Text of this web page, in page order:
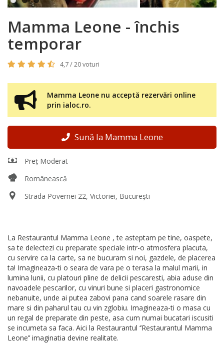
Mamma Leone - închis
temporar
4,7 / 20 voturi
Mamma Leone nu acceptă rezervări online
prin ialoc.ro.
Sună la Mamma Leone
Preț Moderat
Românească
Strada Povernei 22, Victoriei, București
La Restaurantul Mamma Leone , te asteptam pe tine, oaspete,
sa te delectezi cu preparate speciale intr-o atmosfera placuta,
cu servire ca la carte, sa ne bucuram si noi, gazdele, de placerea
ta! Imagineaza-ti o seara de vara pe o terasa la malul marii, in
lumina lunii, cu platouri pline de delicii pescaresti, abia aduse din
navoadele pescarilor, cu vinuri bune si placeri gastronomice
nebanuite, unde ai putea zabovi pana cand soarele rasare din
mare si din paharul tau cu vin zglobiu. Imagineaza-ti o masa cu
un regal de preparate din peste, asa cum numai bucatari iscusiti
se incumeta sa faca. Aici la Restaurantul ‘’Restaurantul Mamma
Leone’’ imaginatia devine realitate.